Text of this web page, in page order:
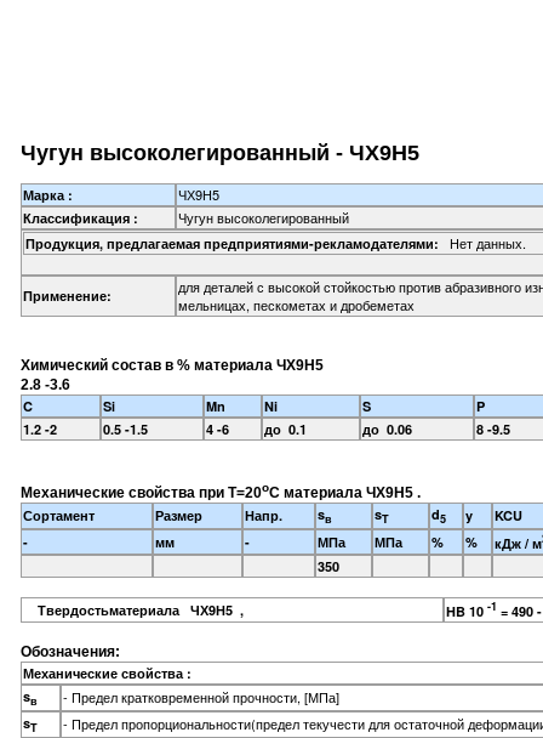
Чугун высоколегированный - ЧХ9Н5
Марка : ЧХ9Н5
Классификация : Чугун высоколегированный
Продукция, предлагаемая предприятиями-рекламодателями: Нет данных.
Применение:
для деталей с высокой стойкостью против абразивного
мельницах, пескометах и дробеметах
Химический состав в % материала ЧХ9Н5
2.8 -3.6
C Si Mn Ni S
P
1.2 -2
0.5 -1.5 4 -6 до 0.1 до 0.06 8 -9.5
Механические свойства при Т=20oС материала ЧХ9Н5 .
Сортамент Размер Напр. sв sT d5 y
KCU
-
мм - МПа МПа % % кДж / м
350
Твердостьматериала ЧХ9Н5 , HB 10 -1 = 490
Обозначения:
Механические свойства :
sв - Предел кратковременной прочности, [МПа]
sT - Предел пропорциональности(предел текучести для остаточной